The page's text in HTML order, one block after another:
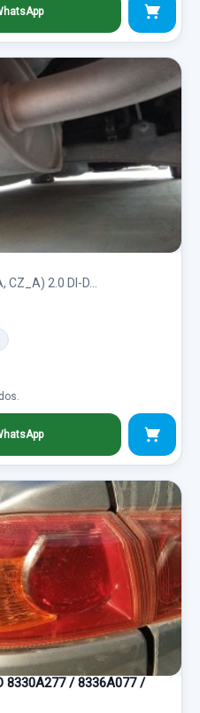
CZ_A) 2.0 DI-D...
8330A277 / 8336A077 /